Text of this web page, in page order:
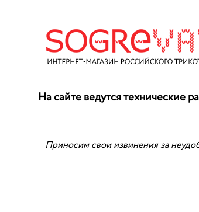
На сайте ведутся технические
Приносим свои извинения за